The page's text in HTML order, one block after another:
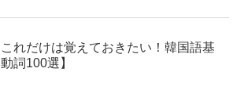
これだけは覚えておきたい！韓国語基
詞100選】